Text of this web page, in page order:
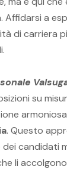
Affidarsi a
di carriera
su
. Questo
candidati
li